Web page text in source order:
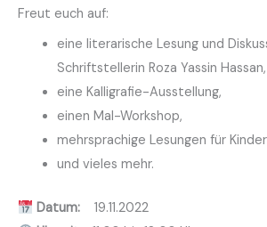
Freut euch auf:
eine literarische Lesung und
Schriftstellerin Roza Yassin Hassan,
eine Kalligrafie-Ausstellung,
einen Mal-Workshop,
mehrsprachige Lesungen für Kinder
und vieles mehr.
Datum:19.11.2022